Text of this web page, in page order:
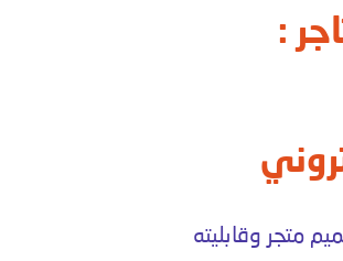
:
متجر وقابليته